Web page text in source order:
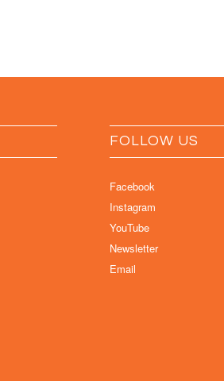
FOLLOW US
Facebook
Instagram
YouTube
Newsletter
Email